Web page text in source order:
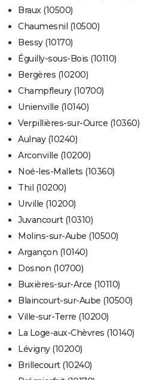
Braux (10500)
Chaumesnil (10500)
Bessy (10170)
Éguilly-sous-Bois (10110)
Bergères (10200)
Champfleury (10700)
Unienville (10140)
Verpillières-sur-Ource (10360)
Aulnay (10240)
Arconville (10200)
Noé-les-Mallets (10360)
Thil (10200)
Urville (10200)
Juvancourt (10310)
Molins-sur-Aube (10500)
Argançon (10140)
Dosnon (10700)
Buxières-sur-Arce (10110)
Blaincourt-sur-Aube (10500)
Ville-sur-Terre (10200)
La Loge-aux-Chèvres (10140)
Lévigny (10200)
Brillecourt (10240)